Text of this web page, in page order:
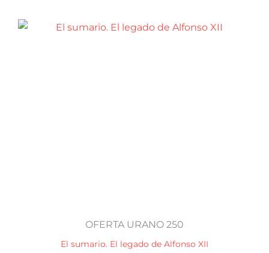
OFERTA URANO 250
El sumario. El legado de Alfonso XII